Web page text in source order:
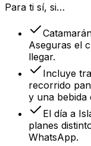
Para ti sí, si…
Aseguras el
llegar.
Incluye
recorrido
y una bebida
El día a
planes
WhatsApp.